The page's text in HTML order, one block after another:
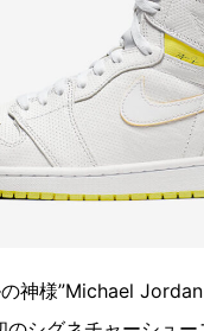
神様”Michael